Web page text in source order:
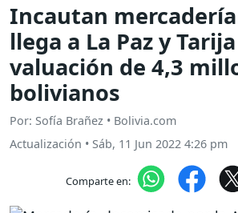
Incautan
llega a La Paz y
valuación de 4,3
bolivianos
Por: Sofía Brañez • Bolivia.com
Actualización • Sáb, 11 Jun 2022 4:26 pm
Comparte en: